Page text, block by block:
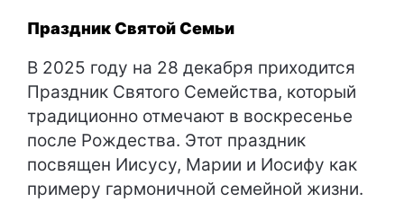
Праздник Святой Семьи
В 2025 году на 28 декабря приходится
Праздник Святого Семейства, который
традиционно отмечают в воскресенье
после Рождества. Этот праздник
посвящен Иисусу, Марии и Иосифу как
примеру гармоничной семейной жизни.